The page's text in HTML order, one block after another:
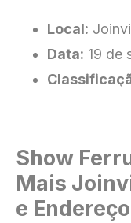
Local:
Data: 19 de
Show
Mais
e Endereço